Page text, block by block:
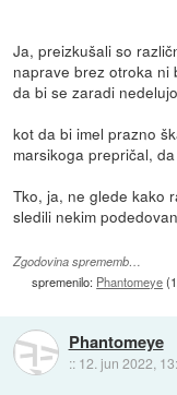
Ja, preizkušali so
naprave brez otroka ni
da bi se zaradi
kot da bi imel prazno
marsikoga prepričal,
Tko, ja, ne glede kako
sledili nekim
Zgodovina sprememb…
spremenilo: Phantomeye(
Phantomeye
:: 12. jun 2022,